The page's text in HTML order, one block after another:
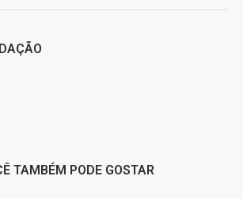
TAMBÉM PODE GOSTAR